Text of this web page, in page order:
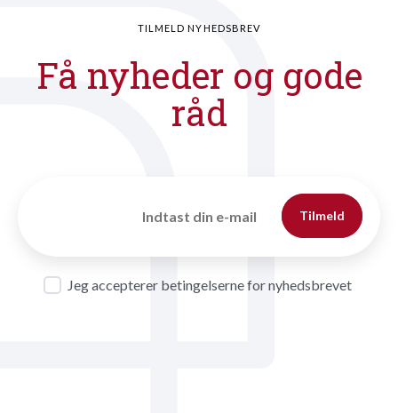
TILMELD NYHEDSBREV
Få nyheder og gode
råd
Jeg accepterer betingelserne for nyhedsbrevet
Tilmeld